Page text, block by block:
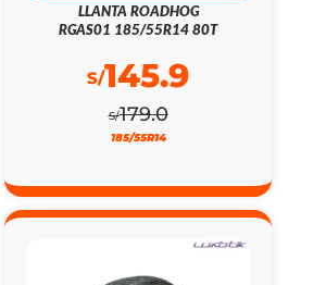
LLANTA ROADHOG
RGAS01 185/55R14 80T
S/179.0
S/145.9
185/55R14